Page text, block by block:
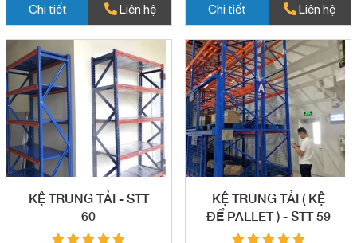
Chi tiết Liên hệ Chi tiết Liên hệ
KỆ TRUNG TẢI - STT
60
KỆ TRUNG TẢI ( KỆ
ĐỂ PALLET ) - STT 59